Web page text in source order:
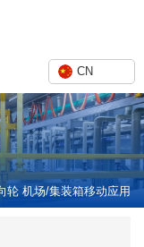
CN
轮 机场/集装箱移动应用